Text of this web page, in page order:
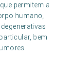
permitem a
humano,
bem